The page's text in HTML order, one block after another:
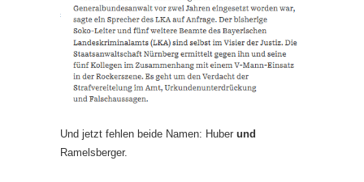
Und jetzt fehlen beide Namen: Huber und
Ramelsberger.